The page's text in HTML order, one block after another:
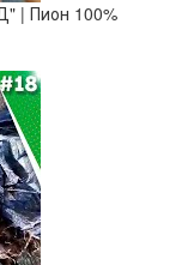
| Пион 100%